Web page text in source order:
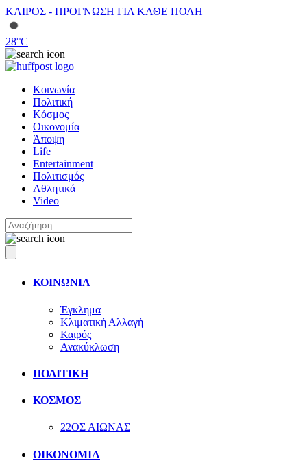
ΚΑΙΡΟΣ - ΠΡΟΓΝΩΣΗ ΓΙΑ ΚΑΘΕ ΠΟΛΗ
28°C
Κοινωνία
Πολιτική
Κόσμος
Οικονομία
Άποψη
Life
Entertainment
Πολιτισμός
Αθλητικά
Video
ΚΟΙΝΩΝΙΑ
Έγκλημα
Κλιματική Αλλαγή
Καιρός
Ανακύκλωση
ΠΟΛΙΤΙΚΗ
ΚΟΣΜΟΣ
22ΟΣ ΑΙΩΝΑΣ
ΟΙΚΟΝΟΜΙΑ